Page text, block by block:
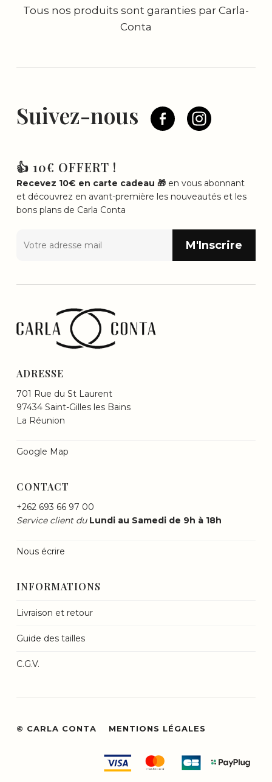
Tous nos produits sont garanties par Carla-
Conta
Suivez-nous
👍 10€ OFFERT !
Recevez 10€ en carte cadeau 🎁en vous abonnant
et découvrez en avant-première les nouveautés et les
bons plans de Carla Conta
ADRESSE
701 Rue du St Laurent
97434 Saint-Gilles les Bains
La Réunion
Google Map
CONTACT
+262 693 66 97 00
Service client du Lundi au Samedi de 9h à 18h
Nous écrire
INFORMATIONS
Livraison et retour
Guide des tailles
C.G.V.
© CARLA CONTA MENTIONS LÉGALES